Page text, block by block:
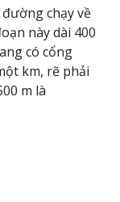
chạy về
này dài 400
có cổng
km, rẽ phải
m là